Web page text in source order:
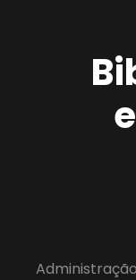
Administração